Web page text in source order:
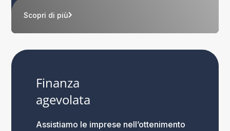
Scopri di più
Finanza
agevolata
Assistiamo le imprese nell’ottenimento